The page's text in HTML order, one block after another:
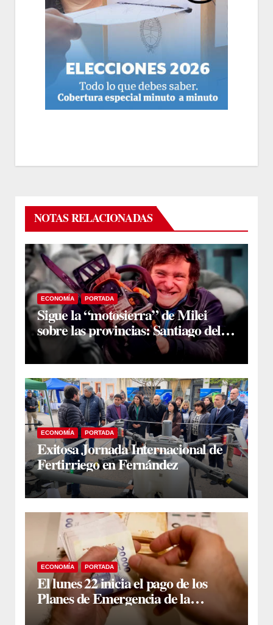
NOTAS RELACIONADAS
ECONOMÍA PORTADA
Sigue la “motosierra” de Milei
sobre las provincias: Santiago del
Estero, entre las más perjudicadas
por la caída de giros discrecionales
ECONOMÍA PORTADA
Exitosa Jornada Internacional de
Fertirriego en Fernández
ECONOMÍA PORTADA
El lunes 22 inicia el pago de los
Planes de Emergencia de la
Provincia